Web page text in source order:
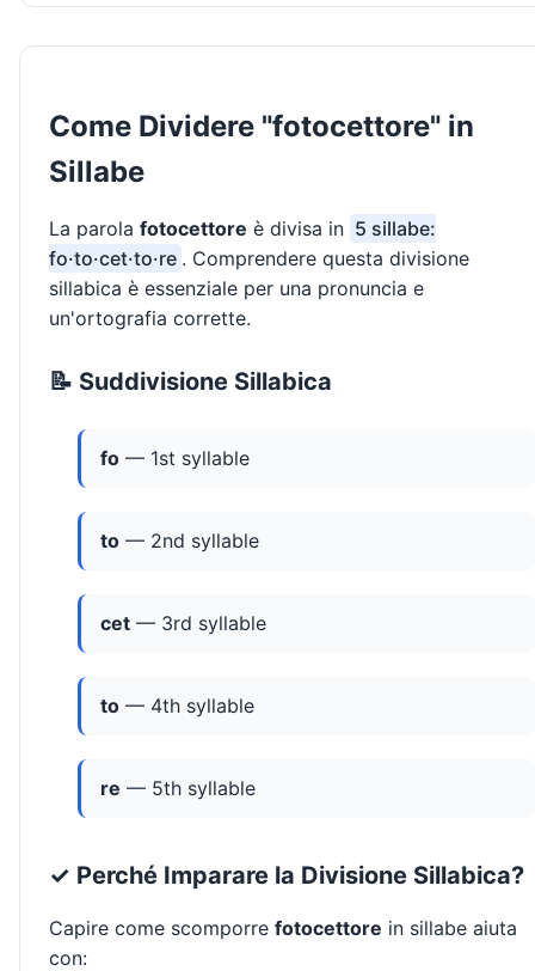
Come Dividere "fotocettore" in
Sillabe
La parola fotocettore è divisa in 5 sillabe:
fo·to·cet·to·re . Comprendere questa divisione
sillabica è essenziale per una pronuncia e
un'ortografia corrette.
📝 Suddivisione Sillabica
fo — 1st syllable
to — 2nd syllable
cet — 3rd syllable
to — 4th syllable
re — 5th syllable
✓ Perché Imparare la Divisione Sillabica?
Capire come scomporre fotocettore in sillabe aiuta
con: